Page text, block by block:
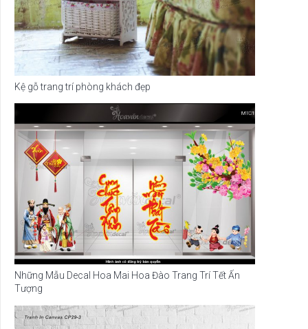
Kệ gỗ trang trí phòng khách đẹp
Những Mẫu Decal Hoa Mai Hoa Đào Trang Trí Tết Ấn
Tượng